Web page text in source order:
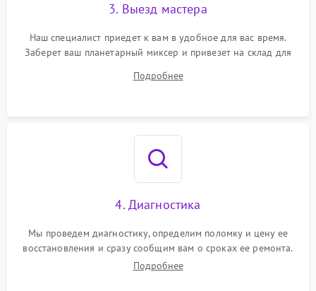
3. Выезд мастера
Наш специалист приедет к вам в удобное для вас время.
Заберет ваш планетарный миксер и привезет на склад для
Подробнее
4. Диагностика
Мы проведем диагностику, определим поломку и цену ее
восстановления и сразу сообщим вам о сроках ее ремонта.
Подробнее